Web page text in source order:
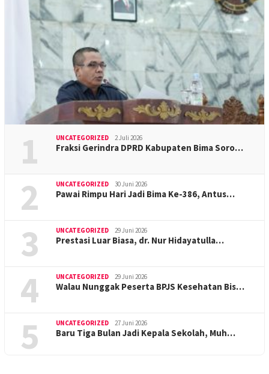
1 UNCATEGORIZED 2 Juli 2026
Fraksi Gerindra DPRD Kabupaten Bima Soro…
2 UNCATEGORIZED 30 Juni 2026
Pawai Rimpu Hari Jadi Bima Ke-386, Antus…
3 UNCATEGORIZED 29 Juni 2026
Prestasi Luar Biasa, dr. Nur Hidayatulla…
4 UNCATEGORIZED 29 Juni 2026
Walau Nunggak Peserta BPJS Kesehatan Bis…
5 UNCATEGORIZED 27 Juni 2026
Baru Tiga Bulan Jadi Kepala Sekolah, Muh…